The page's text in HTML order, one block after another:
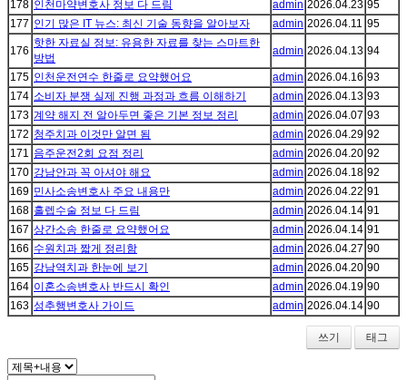
178 인천마약변호사 정보 다 드림 admin 2026.04.23 95
177 인기 많은 IT 뉴스: 최신 기술 동향을 알아보자 admin 2026.04.11 95
176
핫한 자료실 정보: 유용한 자료를 찾는 스마트한
방법
admin 2026.04.13 94
175 인천운전연수 한줄로 요약했어요 admin 2026.04.16 93
174 소비자 분쟁 실제 진행 과정과 흐름 이해하기 admin 2026.04.13 93
173 계약 해지 전 알아두면 좋은 기본 정보 정리 admin 2026.04.07 93
172 청주치과 이것만 알면 됨 admin 2026.04.29 92
171 음주운전2회 요점 정리 admin 2026.04.20 92
170 강남안과 꼭 아셔야 해요 admin 2026.04.18 92
169 민사소송변호사 주요 내용만 admin 2026.04.22 91
168 홀렙수술 정보 다 드림 admin 2026.04.14 91
167 상간소송 한줄로 요약했어요 admin 2026.04.14 91
166 수원치과 짧게 정리함 admin 2026.04.27 90
165 강남역치과 한눈에 보기 admin 2026.04.20 90
164 이혼소송변호사 반드시 확인 admin 2026.04.19 90
163 성추행변호사 가이드 admin 2026.04.14 90
쓰기 태그